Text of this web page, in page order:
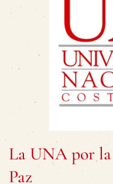
La UNA por
Paz